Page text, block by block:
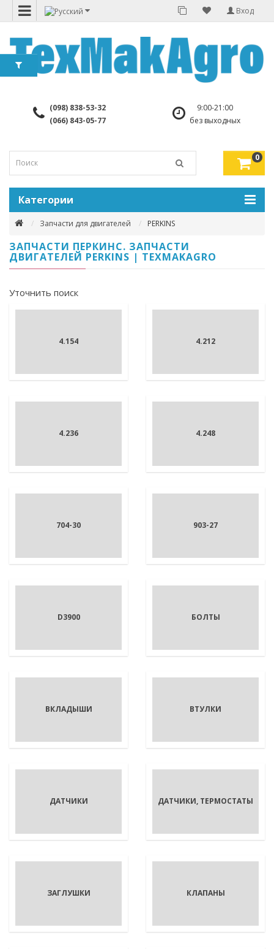
Вход
(098) 838-53-32
(066) 843-05-77
9:00-21:00
без выходных
0
Категории
Запчасти для двигателей PERKINS
ЗАПЧАСТИ ПЕРКИНС. ЗАПЧАСТИ
ДВИГАТЕЛЕЙ PERKINS | TEXMAKAGRO
Уточнить поиск
4.154 4.212
4.236 4.248
704-30 903-27
D3900 БОЛТЫ
ВКЛАДЫШИ ВТУЛКИ
ДАТЧИКИ ДАТЧИКИ, ТЕРМОСТАТЫ
ЗАГЛУШКИ КЛАПАНЫ